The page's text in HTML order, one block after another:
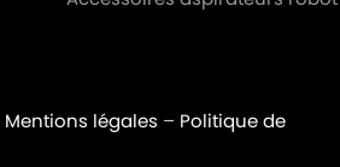
Mentions légales – Politique de